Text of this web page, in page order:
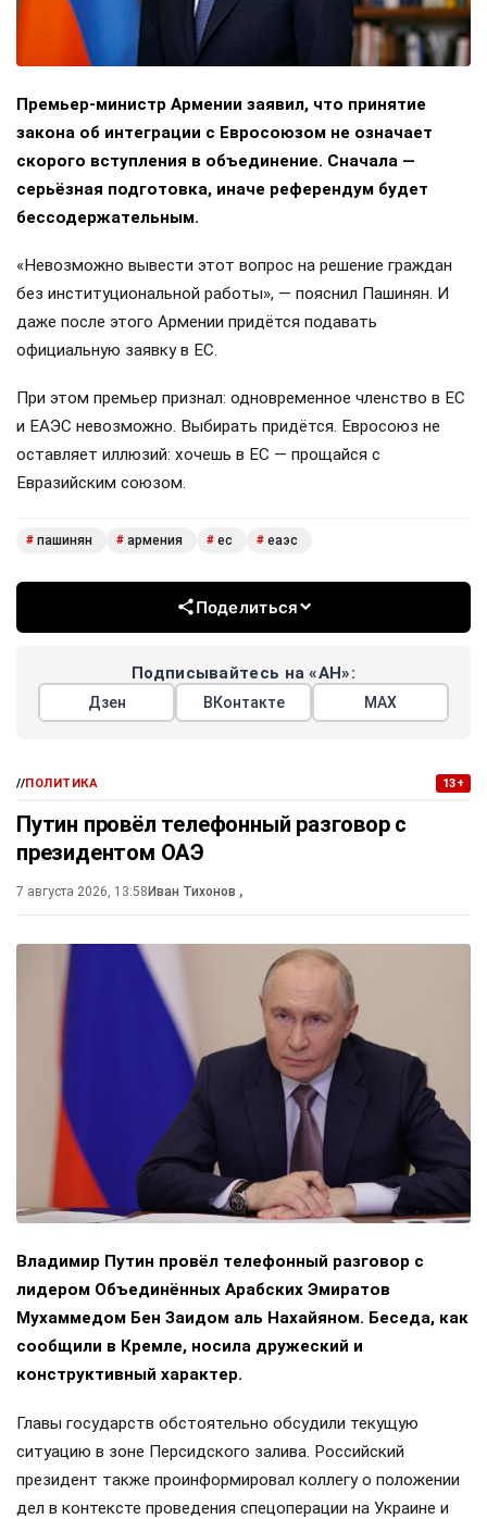
Премьер-министр Армении заявил, что принятие
закона об интеграции с Евросоюзом не означает
скорого вступления в объединение. Сначала —
серьёзная подготовка, иначе референдум будет
бессодержательным.
«Невозможно вывести этот вопрос на решение граждан
без институциональной работы», — пояснил Пашинян. И
даже после этого Армении придётся подавать
официальную заявку в ЕС.
При этом премьер признал: одновременное членство в ЕС
и ЕАЭС невозможно. Выбирать придётся. Евросоюз не
оставляет иллюзий: хочешь в ЕС — прощайся с
Евразийским союзом.
# пашинян # армения # ес # еаэс
Поделиться
Подписывайтесь на «АН»:
Дзен ВКонтакте МАХ
//ПОЛИТИКА 13+
Путин провёл телефонный разговор с
президентом ОАЭ
7 августа 2026, 13:58Иван Тихонов ,
Владимир Путин провёл телефонный разговор с
лидером Объединённых Арабских Эмиратов
Мухаммедом Бен Заидом аль Нахайяном. Беседа, как
сообщили в Кремле, носила дружеский и
конструктивный характер.
Главы государств обстоятельно обсудили текущую
ситуацию в зоне Персидского залива. Российский
президент также проинформировал коллегу о положении
дел в контексте проведения спецоперации на Украине и